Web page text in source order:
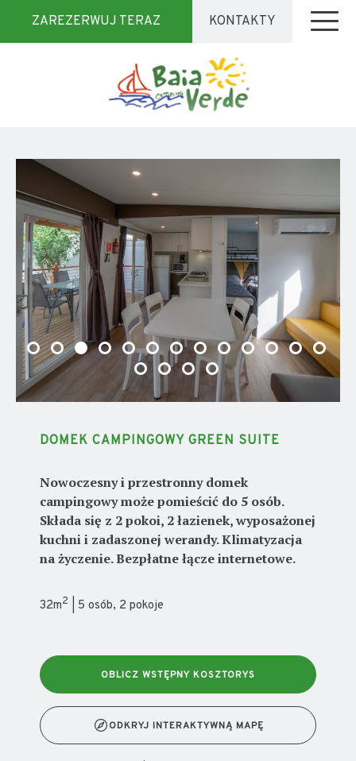
ZAREZERWUJ TERAZ KONTAKTY
DOMEK CAMPINGOWY GREEN SUITE
Nowoczesny i przestronny domek
campingowy może pomieścić do 5 osób.
Składa się z 2 pokoi, 2 łazienek, wyposażonej
kuchni i zadaszonej werandy. Klimatyzacja
na życzenie. Bezpłatne łącze internetowe.
32m2 | 5 osób, 2 pokoje
OBLICZ WSTĘPNY KOSZTORYS
ODKRYJ INTERAKTYWNĄ MAPĘ